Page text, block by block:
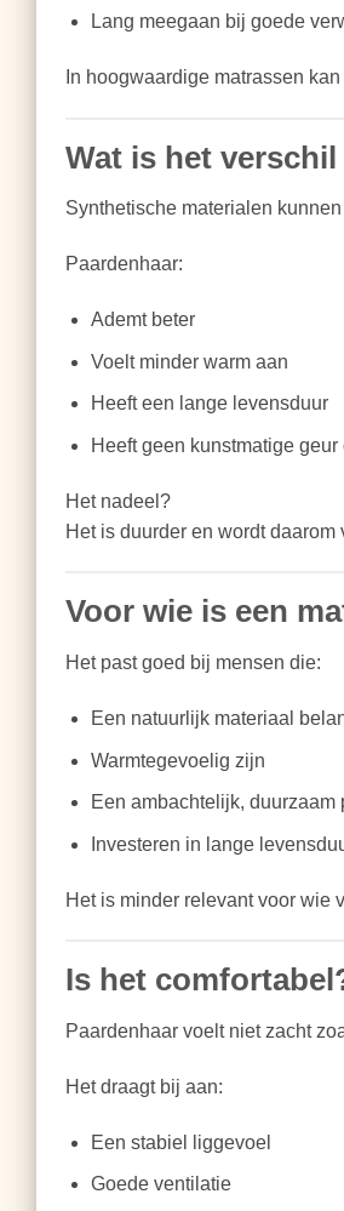
Lang meegaan bij goede
In hoogwaardige matrassen
Wat is het
Synthetische materialen
Paardenhaar:
Ademt beter
Voelt minder warm aan
Heeft een lange levensduur
Heeft geen kunstmatige
Het nadeel?
Het is duurder en wordt
Voor wie is een
Het past goed bij mensen die:
Een natuurlijk materiaal
Warmtegevoelig zijn
Een ambachtelijk, duurzaam
Investeren in lange
Het is minder relevant voor wie
Is het
Paardenhaar voelt niet zacht
Het draagt bij aan:
Een stabiel liggevoel
Goede ventilatie